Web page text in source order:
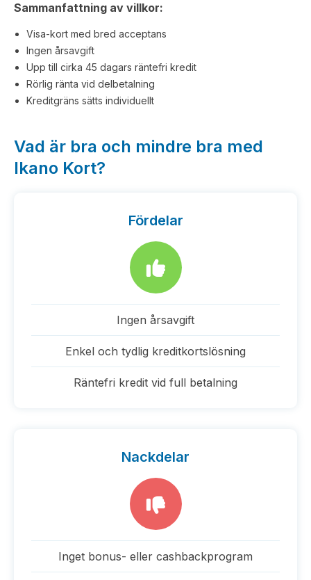
Sammanfattning av villkor:
Visa-kort med bred acceptans
Ingen årsavgift
Upp till cirka 45 dagars räntefri kredit
Rörlig ränta vid delbetalning
Kreditgräns sätts individuellt
Vad är bra och mindre bra med
Ikano Kort?
Fördelar
Ingen årsavgift
Enkel och tydlig kreditkortslösning
Räntefri kredit vid full betalning
Nackdelar
Inget bonus- eller cashbackprogram